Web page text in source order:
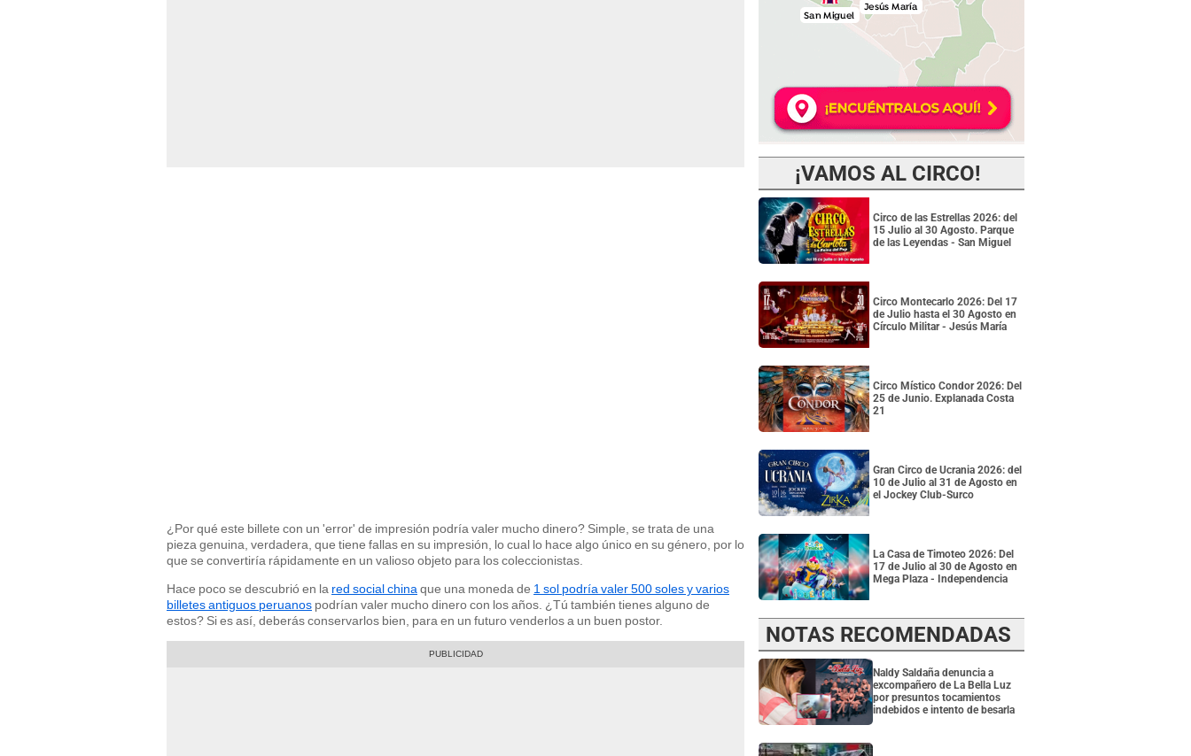
¿Por qué este billete con un 'error' de impresión podría valer mucho dinero? Simple, se trata de una
pieza genuina, verdadera, que tiene fallas en su impresión, lo cual lo hace algo único en su género, por lo
que se convertiría rápidamente en un valioso objeto para los coleccionistas.
Hace poco se descubrió en la red social china que una moneda de 1 sol podría valer 500 soles y varios
billetes antiguos peruanos podrían valer mucho dinero con los años. ¿Tú también tienes alguno de
estos? Si es así, deberás conservarlos bien, para en un futuro venderlos a un buen postor.
¡VAMOS AL CIRCO!
Circo de las Estrellas 2026: del
15 Julio al 30 Agosto. Parque
de las Leyendas - San Miguel
Circo Montecarlo 2026: Del 17
de Julio hasta el 30 Agosto en
Círculo Militar - Jesús María
Circo Místico Condor 2026: Del
25 de Junio. Explanada Costa
21
Gran Circo de Ucrania 2026: del
10 de Julio al 31 de Agosto en
el Jockey Club-Surco
La Casa de Timoteo 2026: Del
17 de Julio al 30 de Agosto en
Mega Plaza - Independencia
NOTAS RECOMENDADAS
Naldy Saldaña denuncia a
excompañero de La Bella Luz
por presuntos tocamientos
indebidos e intento de besarla